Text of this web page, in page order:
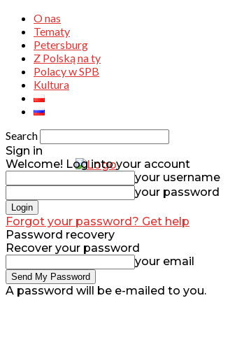
O nas
Tematy
Petersburg
Z Polską na ty
Polacy w SPB
Kultura
Search
Sign in
Welcome! Log into your account
your username
your password
Forgot your password? Get help
Password recovery
Recover your password
your email
A password will be e-mailed to you.